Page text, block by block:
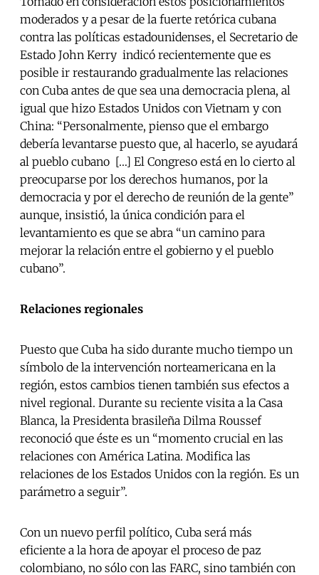
moderados y a pesar de la fuerte retórica cubana
contra las políticas estadounidenses, el Secretario de
Estado John Kerry indicó recientemente que es
posible ir restaurando gradualmente las relaciones
con Cuba antes de que sea una democracia plena, al
igual que hizo Estados Unidos con Vietnam y con
China: “Personalmente, pienso que el embargo
debería levantarse puesto que, al hacerlo, se ayudará
al pueblo cubano […] El Congreso está en lo cierto al
preocuparse por los derechos humanos, por la
democracia y por el derecho de reunión de la gente”
aunque, insistió, la única condición para el
levantamiento es que se abra “un camino para
mejorar la relación entre el gobierno y el pueblo
cubano”.
Relaciones regionales
Puesto que Cuba ha sido durante mucho tiempo un
símbolo de la intervención norteamericana en la
región, estos cambios tienen también sus efectos a
nivel regional. Durante su reciente visita a la Casa
Blanca, la Presidenta brasileña Dilma Roussef
reconoció que éste es un “momento crucial en las
relaciones con América Latina. Modifica las
relaciones de los Estados Unidos con la región. Es un
parámetro a seguir”.
Con un nuevo perfil político, Cuba será más
eficiente a la hora de apoyar el proceso de paz
colombiano, no sólo con las FARC, sino también con